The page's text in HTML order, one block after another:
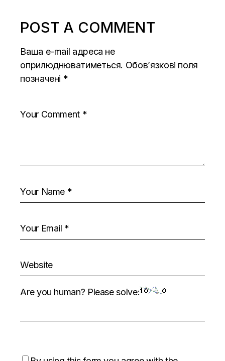
POST A COMMENT
Ваша e-mail адреса не
оприлюднюватиметься. Обов’язкові поля
позначені *
Are you human? Please solve: